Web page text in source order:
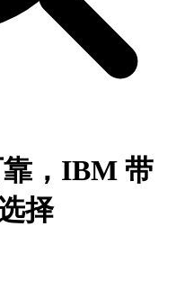
靠，IBM 带
择